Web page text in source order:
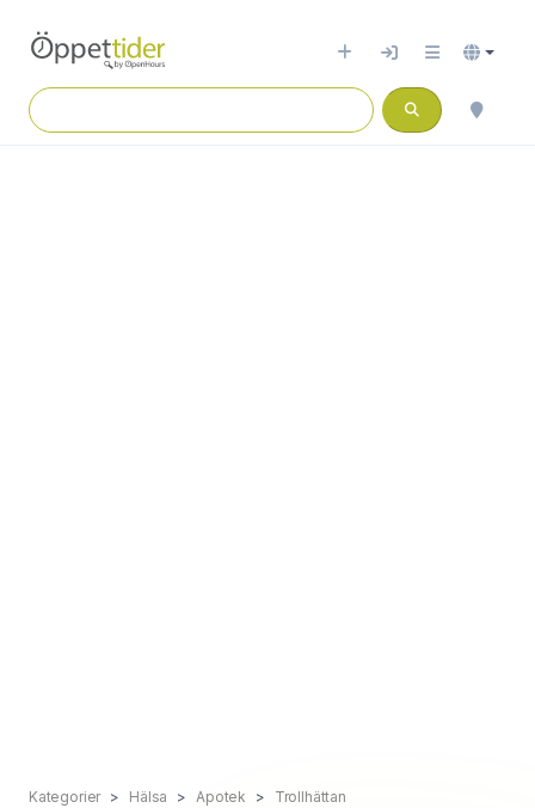
Kategorier Hälsa Apotek
Trollhättan